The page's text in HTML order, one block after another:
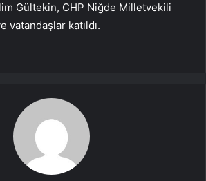
Gültekin, CHP Niğde Milletvekili
vatandaşlar katıldı.